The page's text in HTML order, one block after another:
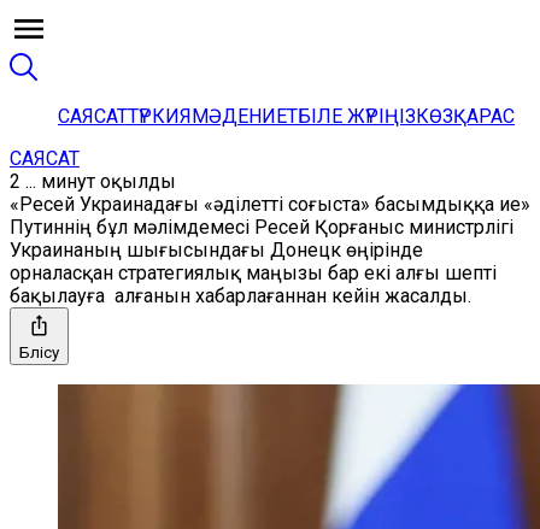
САЯСАТТҮРКИЯМӘДЕНИЕТБІЛЕ ЖҮРІҢІЗКӨЗҚАРАС
САЯСАТ
2 ... минут оқылды
«Ресей Украинадағы «әділетті соғыста» басымдыққа ие»
Путиннің бұл мәлімдемесі Ресей Қорғаныс министрлігі
Украинаның шығысындағы Донецк өңірінде
орналасқан стратегиялық маңызы бар екі алғы шепті
бақылауға алғанын хабарлағаннан кейін жасалды.
Бөлісу